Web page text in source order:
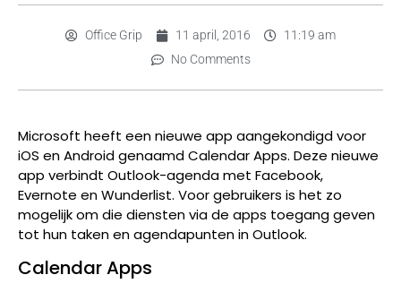
Office Grip 11 april, 2016
11:19 am
No Comments
Microsoft heeft een nieuwe app aangekondigd voor
iOS en Android genaamd Calendar Apps. Deze nieuwe
app verbindt Outlook-agenda met Facebook,
Evernote en Wunderlist. Voor gebruikers is het zo
mogelijk om die diensten via de apps toegang geven
tot hun taken en agendapunten in Outlook.
Calendar Apps